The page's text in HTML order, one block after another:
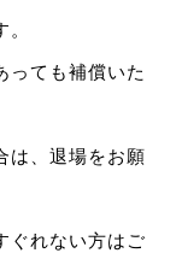
っても補償いた
は、退場をお願
ぐれない方はご